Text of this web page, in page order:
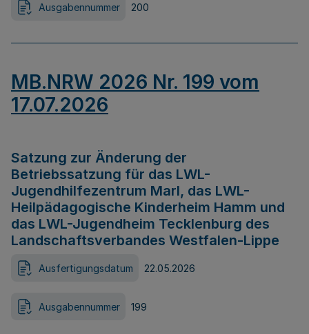
Ausgabennummer 200
MB.NRW 2026 Nr. 199 vom
17.07.2026
Satzung zur Änderung der
Betriebssatzung für das LWL-
Jugendhilfezentrum Marl, das LWL-
Heilpädagogische Kinderheim Hamm und
das LWL-Jugendheim Tecklenburg des
Landschaftsverbandes Westfalen-Lippe
Ausfertigungsdatum 22.05.2026
Ausgabennummer 199